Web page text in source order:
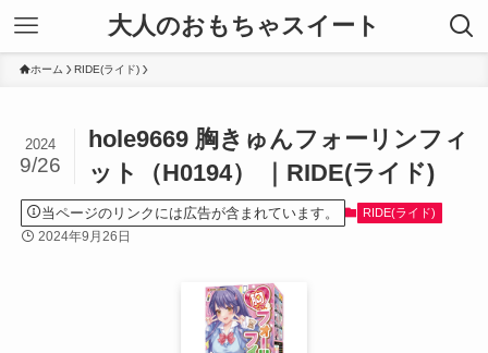
大人のおもちゃスイート
ホーム RIDE(ライド)
hole9669 胸きゅんフォーリンフィ
ット（H0194） ｜RIDE(ライド)
2024
9/26
当ページのリンクには広告が含まれています。 RIDE(ライド)
2024年9月26日